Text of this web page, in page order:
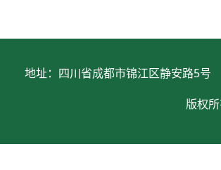
地址：四川省成都市锦江区静安路5
版权